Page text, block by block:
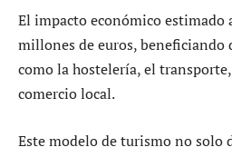
El impacto económico estimado
millones de euros, beneficiando
como la hostelería, el
comercio local.
Este modelo de turismo no solo